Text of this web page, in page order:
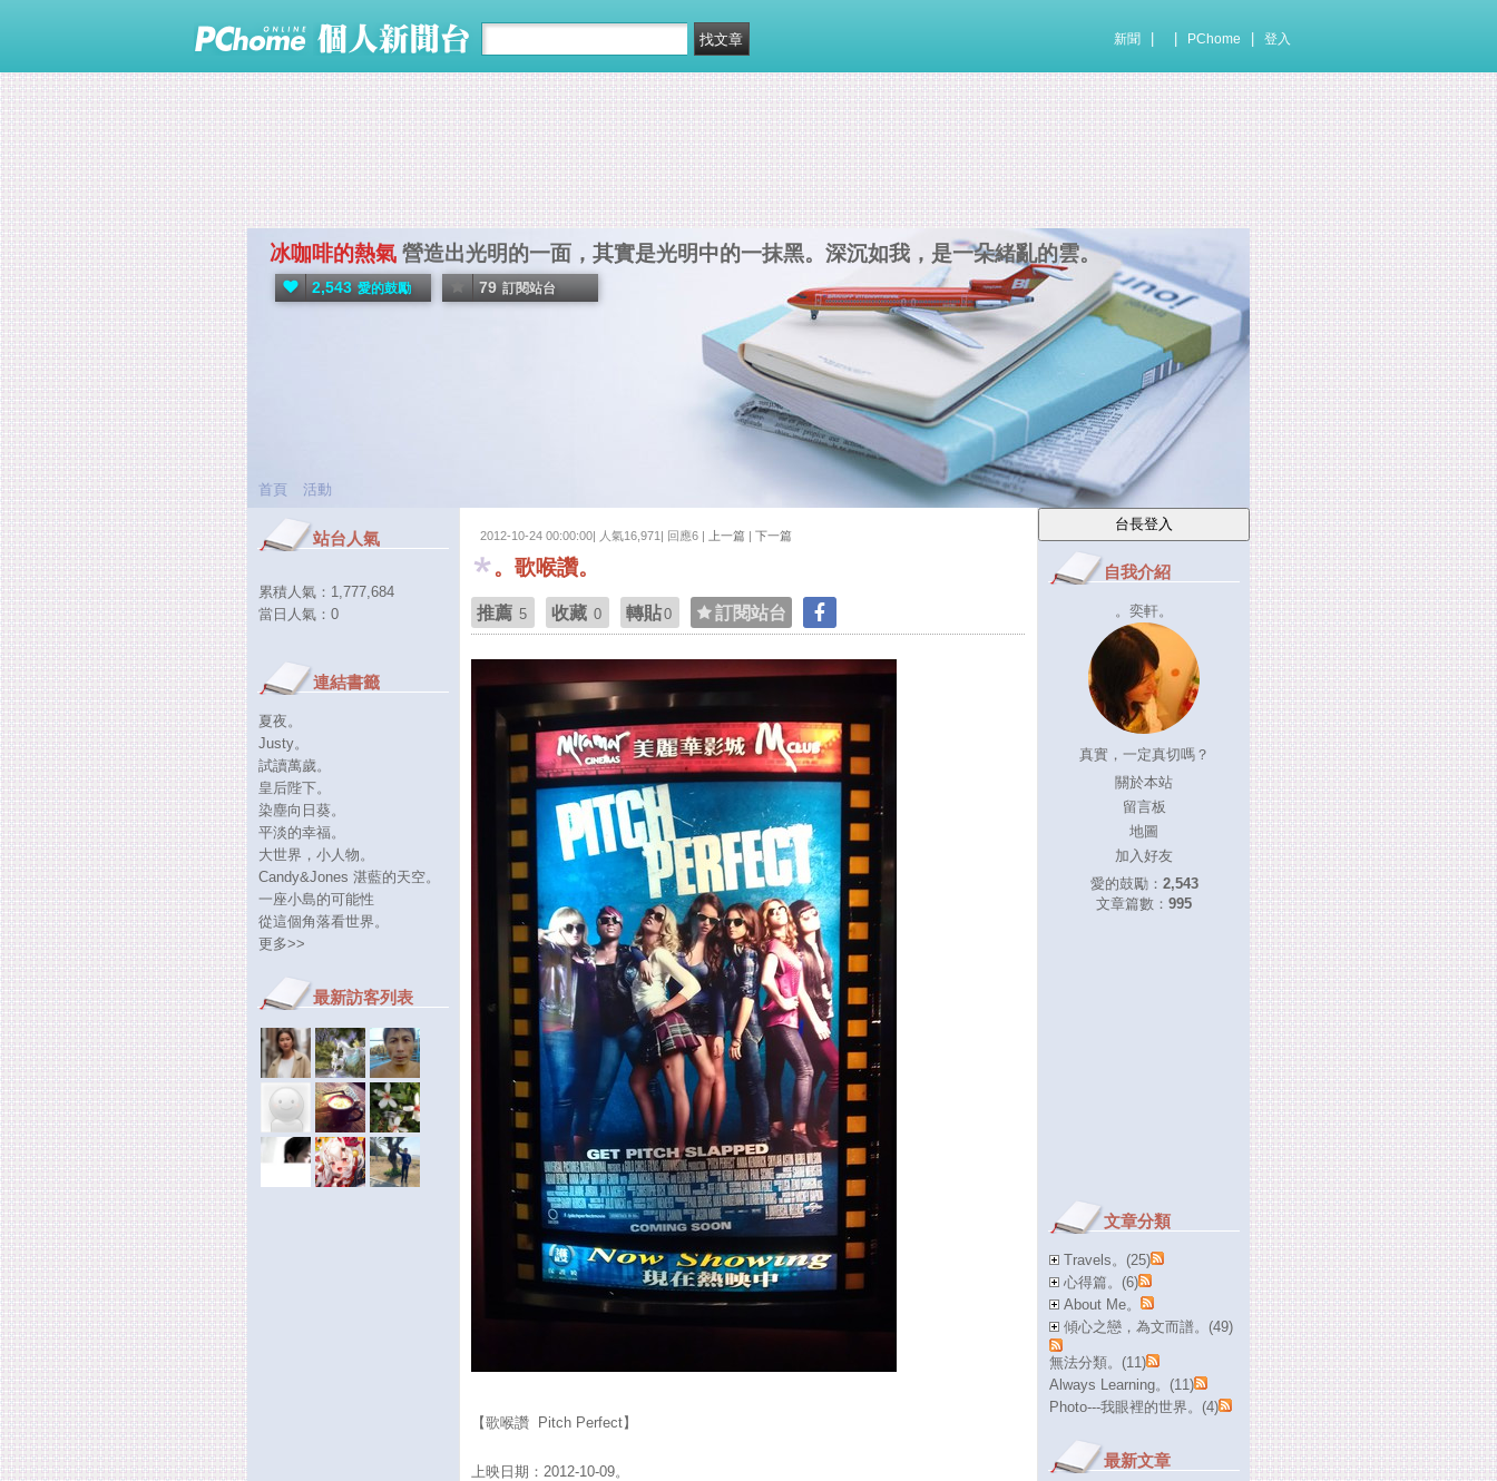
新聞 PChome 登入
冰咖啡的熱氣 營造出光明的一面，其實是光明中的一抹黑。深沉如我，是一朵緒亂的雲。
2,543 愛的鼓勵 79 訂閱站台
首頁 活動
2012-10-24 00:00:00| 人氣16,971| 回應6 | 上一篇 | 下一篇
。歌喉讚。
推薦 5 收藏 0 轉貼0 訂閱站台
【歌喉讚 Pitch Perfect】
上映日期：2012-10-09。
自我介紹
。奕軒。
真實，一定真切嗎？
關於本站
留言板
地圖
加入好友
愛的鼓勵： 2,543
文章篇數： 995
文章分類
Travels。(25)
心得篇。(6)
About Me。
傾心之戀，為文而譜。(49)
無法分類。(11)
Always Learning。(11)
Photo---我眼裡的世界。(4)
最新文章
站台人氣
累積人氣： 1,777,684
當日人氣： 0
連結書籤
夏夜。
Justy。
試讀萬歲。
皇后陛下。
染塵向日葵。
平淡的幸福。
大世界，小人物。
Candy&Jones 湛藍的天空。
一座小島的可能性
從這個角落看世界。
更多>>
最新訪客列表